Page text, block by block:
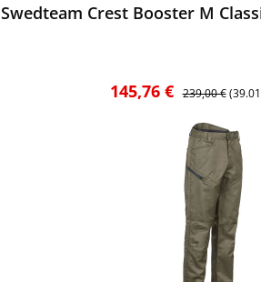
Swedteam Crest Booster M
Verkaufspreis:
145,76 € Regulärer
239,00 €